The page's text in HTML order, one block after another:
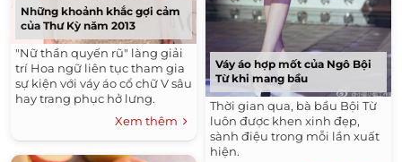
Những khoảnh khắc gợi cảm
của Thư Kỳ năm 2013
"Nữ thần quyến rũ" làng giải
trí Hoa ngữ liên tục tham gia
sự kiện với váy áo cổ chữ V sâu
hay trang phục hở lưng.
Xem thêm
Váy áo hợp mốt của Ngô Bội
Từ khi mang bầu
Thời gian qua, bà bầu Bội Từ
luôn được khen xinh đẹp,
sành điệu trong mỗi lần xuất
hiện.